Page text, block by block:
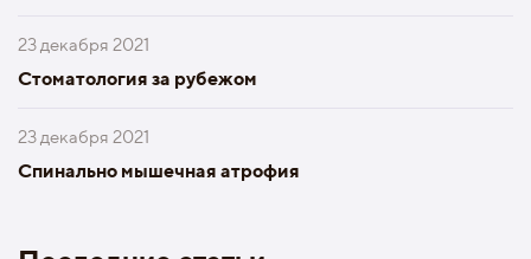
23 декабря 2021
Стоматология за рубежом
23 декабря 2021
Спинально мышечная атрофия